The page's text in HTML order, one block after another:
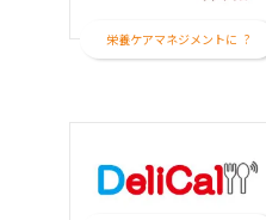
栄養ケアマネジメントに